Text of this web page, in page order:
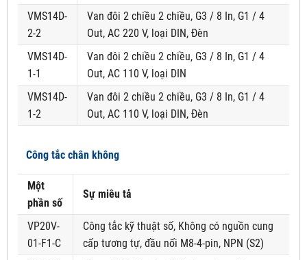
VMS14D-
2-2
Van đôi 2 chiều 2 chiều, G3 / 8 In, G1 / 4
Out, AC 220 V, loại DIN, Đèn
VMS14D-
1-1
Van đôi 2 chiều 2 chiều, G3 / 8 In, G1 / 4
Out, AC 110 V, loại DIN
VMS14D-
1-2
Van đôi 2 chiều 2 chiều, G3 / 8 In, G1 / 4
Out, AC 110 V, loại DIN, Đèn
Công tắc chân không
Một
phần số
Sự miêu tả
VP20V-
01-F1-C
Công tắc kỹ thuật số, Không có nguồn cung
cấp tương tự, đầu nối M8-4-pin, NPN (S2)